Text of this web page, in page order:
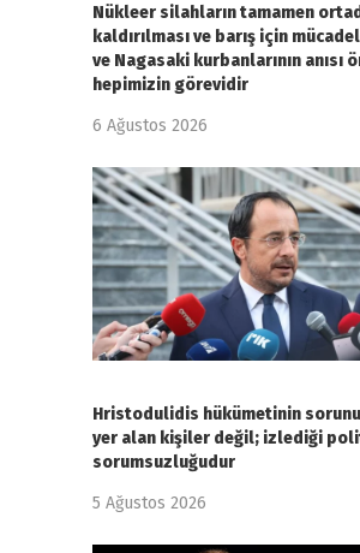
Nükleer silahların tamamen
kaldırılması ve barış için
ve Nagasaki kurbanlarının anısı
hepimizin görevidir
6 Ağustos 2026
Hristodulidis hükümetinin
yer alan kişiler değil; izlediği
sorumsuzluğudur
5 Ağustos 2026